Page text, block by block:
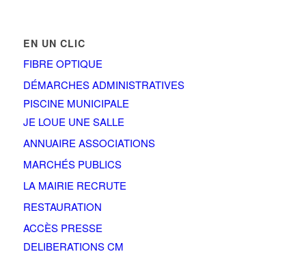
EN UN CLIC
FIBRE OPTIQUE
DÉMARCHES ADMINISTRATIVES
PISCINE MUNICIPALE
JE LOUE UNE SALLE
ANNUAIRE ASSOCIATIONS
MARCHÉS PUBLICS
LA MAIRIE RECRUTE
RESTAURATION
ACCÈS PRESSE
DELIBERATIONS CM